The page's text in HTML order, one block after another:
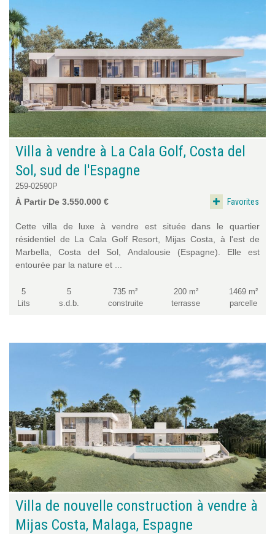
Villa à vendre à La Cala Golf, Costa del
Sol, sud de l'Espagne
259-02590P
À Partir De 3.550.000 € Favorites
Cette villa de luxe à vendre est située dans le quartier
résidentiel de La Cala Golf Resort, Mijas Costa, à l'est de
Marbella, Costa del Sol, Andalousie (Espagne). Elle est
entourée par la nature et ...
5
Lits
5
s.d.b.
735 m²
construite
200 m²
terrasse
1469 m²
parcelle
Villa de nouvelle construction à vendre à
Mijas Costa, Malaga, Espagne